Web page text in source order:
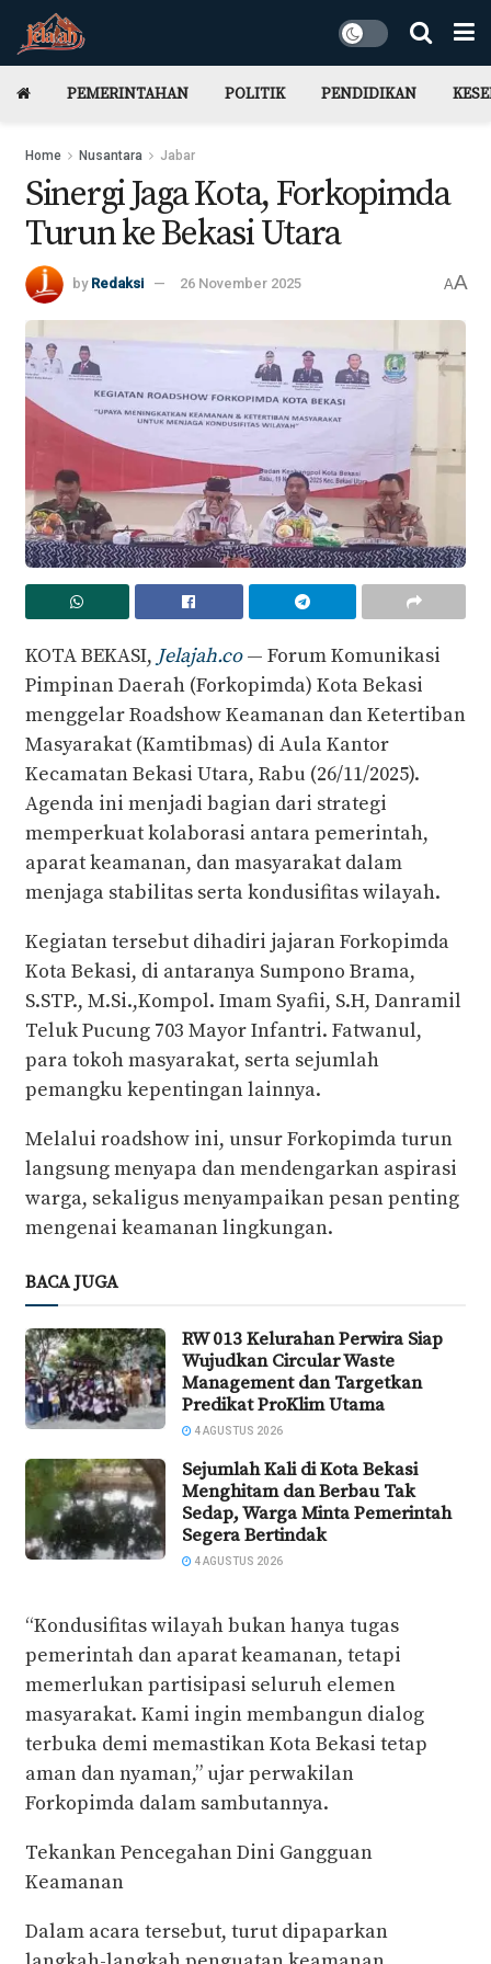
PEMERINTAHAN POLITIK PENDIDIKAN
Home Nusantara Jabar
‎Sinergi Jaga Kota, Forkopimda
Turun ke Bekasi Utara ‎
by Redaksi 26 November 2025 AA
‎KOTA BEKASI, Jelajah.co— Forum Komunikasi
Pimpinan Daerah (Forkopimda) Kota Bekasi
menggelar Roadshow Keamanan dan Ketertiban
Masyarakat (Kamtibmas) di Aula Kantor
Kecamatan Bekasi Utara, Rabu (26/11/2025).
Agenda ini menjadi bagian dari strategi
memperkuat kolaborasi antara pemerintah,
aparat keamanan, dan masyarakat dalam
menjaga stabilitas serta kondusifitas wilayah.
‎Kegiatan tersebut dihadiri jajaran Forkopimda
Kota Bekasi, di antaranya Sumpono Brama,
S.STP., M.Si.,Kompol. Imam Syafii, S.H, Danramil
Teluk Pucung 703 Mayor Infantri. Fatwanul,
para tokoh masyarakat, serta sejumlah
pemangku kepentingan lainnya.
‎Melalui roadshow ini, unsur Forkopimda turun
langsung menyapa dan mendengarkan aspirasi
warga, sekaligus menyampaikan pesan penting
mengenai keamanan lingkungan.
BACA JUGA
RW 013 Kelurahan Perwira Siap
Wujudkan Circular Waste
Management dan Targetkan
Predikat ProKlim Utama
4 AGUSTUS 2026
Sejumlah Kali di Kota Bekasi
Menghitam dan Berbau Tak
Sedap, Warga Minta Pemerintah
Segera Bertindak
4 AGUSTUS 2026
‎“Kondusifitas wilayah bukan hanya tugas
pemerintah dan aparat keamanan, tetapi
memerlukan partisipasi seluruh elemen
masyarakat. Kami ingin membangun dialog
terbuka demi memastikan Kota Bekasi tetap
aman dan nyaman,” ujar perwakilan
Forkopimda dalam sambutannya.
‎Tekankan Pencegahan Dini Gangguan
Keamanan
‎Dalam acara tersebut, turut dipaparkan